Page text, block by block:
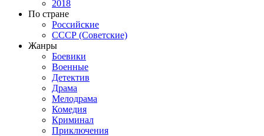
2018
По стране
Российские
СССР (Советские)
Жанры
Боевики
Военные
Детектив
Драма
Мелодрама
Комедия
Криминал
Приключения